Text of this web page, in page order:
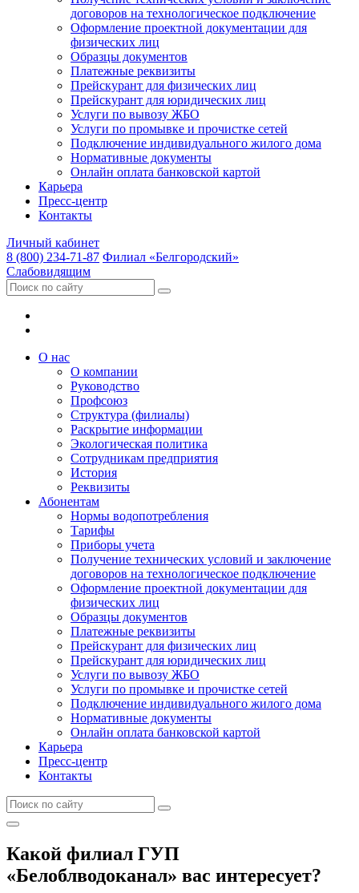
договоров на технологическое подключение
Оформление проектной документации для
физических лиц
Образцы документов
Платежные реквизиты
Прейскурант для физических лиц
Прейскурант для юридических лиц
Услуги по вывозу ЖБО
Услуги по промывке и прочистке сетей
Подключение индивидуального жилого дома
Нормативные документы
Онлайн оплата банковской картой
Карьера
Пресс-центр
Контакты
Личный кабинет
8 (800) 234-71-87 Филиал «Белгородский»
Слабовидящим
О нас
О компании
Руководство
Профсоюз
Структура (филиалы)
Раскрытие информации
Экологическая политика
Сотрудникам предприятия
История
Реквизиты
Абонентам
Нормы водопотребления
Тарифы
Приборы учета
Получение технических условий и заключение
договоров на технологическое подключение
Оформление проектной документации для
физических лиц
Образцы документов
Платежные реквизиты
Прейскурант для физических лиц
Прейскурант для юридических лиц
Услуги по вывозу ЖБО
Услуги по промывке и прочистке сетей
Подключение индивидуального жилого дома
Нормативные документы
Онлайн оплата банковской картой
Карьера
Пресс-центр
Контакты
Какой филиал ГУП
«Белоблводоканал» вас интересует?